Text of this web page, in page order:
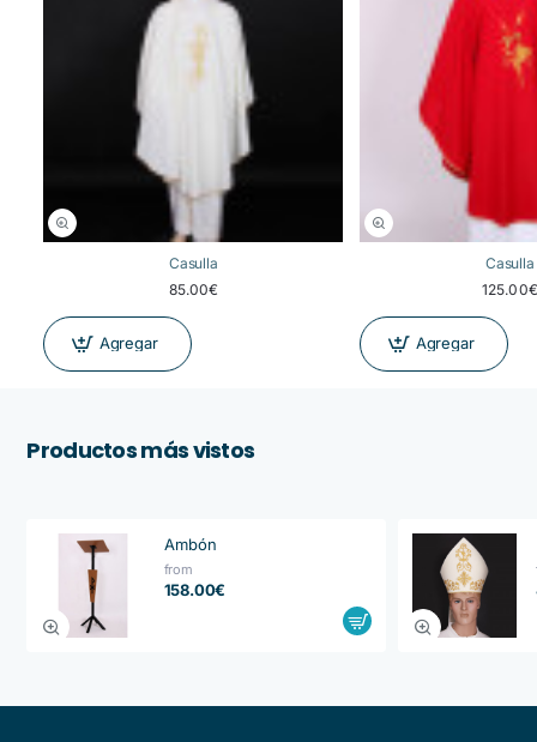
Casulla
85.00€
Agregar
Casulla
125.00€
Agregar
Productos más vistos
Ambón
from
158.00€